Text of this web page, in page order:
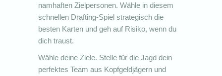
namhaften Zielpersonen. Wähle in diesem
schnellen Drafting-Spiel strategisch die
besten Karten und geh auf Risiko, wenn du
dich traust.
Wähle deine Ziele. Stelle für die Jagd dein
perfektes Team aus Kopfgeldjägern und